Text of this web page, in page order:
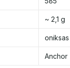
~ 2,1 g
oniksas
Anchor